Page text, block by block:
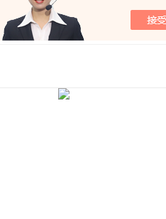
你的位置：